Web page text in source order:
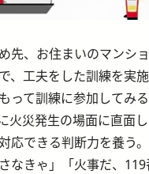
先、お住まいのマンシ
、工夫をした訓練を実施
って訓練に参加してみ
火災発生の場面に直面し
応できる判断力を養う。
なきゃ」「火事だ、119